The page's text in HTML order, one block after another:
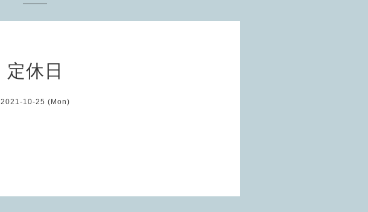
定休日
2021-10-25 (Mon)